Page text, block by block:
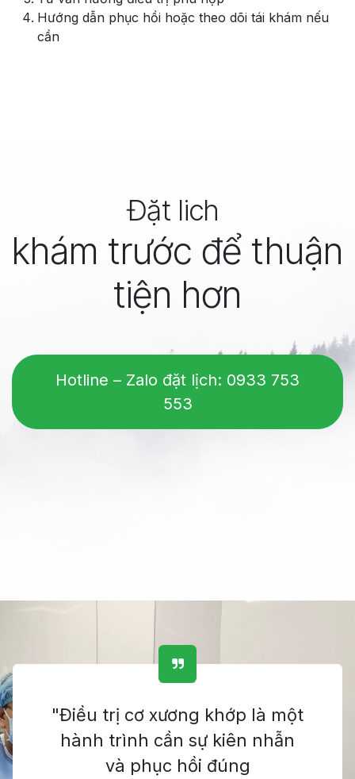
Hướng dẫn phục hồi hoặc theo dõi tái khám nếu
cần
Đặt lich
khám trước để thuận
tiện hơn
Hotline – Zalo đặt lịch: 0933 753
553
"Điều trị cơ xương khớp là một
hành trình cần sự kiên nhẫn
và phục hồi đúng